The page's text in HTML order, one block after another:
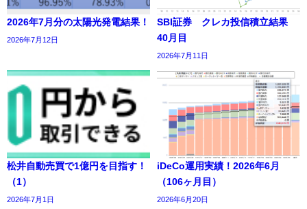
2026年7月分の太陽光発電結果！
2026年7月12日
SBI証券 クレカ投信積立結果
40月目
2026年7月11日
松井自動売買で1億円を目指す！
（1）
2026年7月1日
iDeCo運用実績！2026年6月
（106ヶ月目）
2026年6月20日